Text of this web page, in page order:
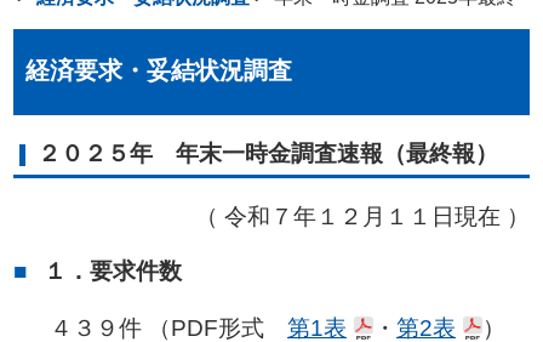
経済要求・妥結状況調査
２０２５年 年末一時金調査速報（最終報）
（ 令和７年１２月１１日現在 ）
１．要求件数
４３９件 （PDF形式 第1表 ・ 第2表
）